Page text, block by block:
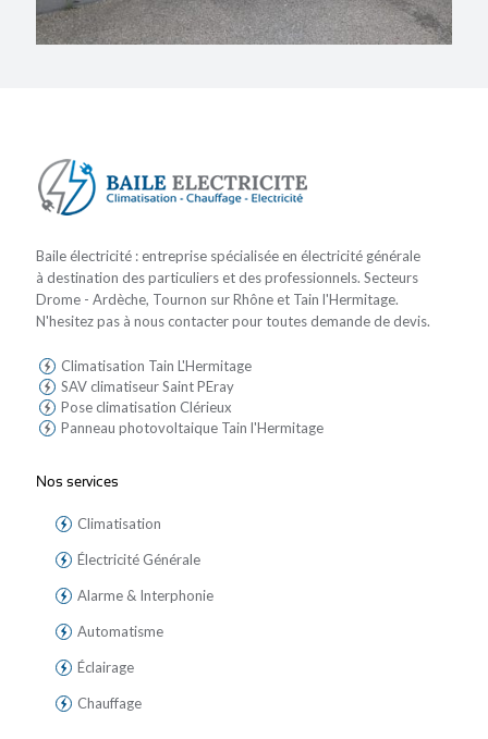
Baile électricité : entreprise spécialisée en électricité générale
à destination des particuliers et des professionnels. Secteurs
Drome - Ardèche, Tournon sur Rhône et Tain l'Hermitage.
N'hesitez pas à nous contacter pour toutes demande de devis.
Climatisation Tain L'Hermitage
SAV climatiseur Saint PEray
Pose climatisation Clérieux
Panneau photovoltaique Tain l'Hermitage
Nos services
Climatisation
Électricité Générale
Alarme & Interphonie
Automatisme
Éclairage
Chauffage